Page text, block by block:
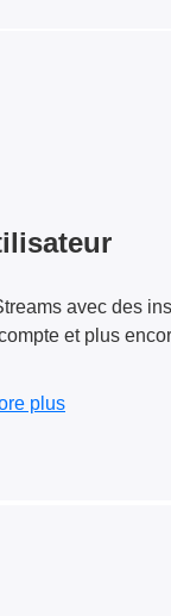
avec des
et plus
plus